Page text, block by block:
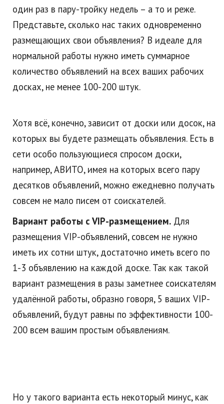
один раз в пару-тройку недель – а то и реже.
Представьте, сколько нас таких одновременно
размещающих свои объявления? В идеале для
нормальной работы нужно иметь суммарное
количество объявлений на всех ваших рабочих
досках, не менее 100-200 штук.
Хотя всё, конечно, зависит от доски или досок, на
которых вы будете размещать объявления. Есть в
сети особо пользующиеся спросом доски,
например, АВИТО, имея на которых всего пару
десятков объявлений, можно ежедневно получать
совсем не мало писем от соискателей.
Вариант работы с VIP-размещением. Для
размещения VIP-объявлений, совсем не нужно
иметь их сотни штук, достаточно иметь всего по
1-3 объявлению на каждой доске. Так как такой
вариант размещения в разы заметнее соискателям
удалённой работы, образно говоря, 5 ваших VIP-
объявлений, будут равны по эффективности 100-
200 всем вашим простым объявлениям.
Но у такого варианта есть некоторый минус, как